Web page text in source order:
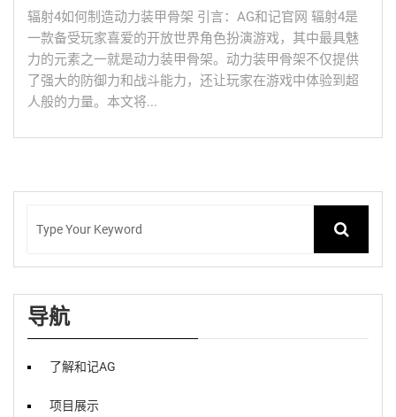
辐射4如何制造动力装甲骨架 引言：AG和记官网 辐射4是
一款备受玩家喜爱的开放世界角色扮演游戏，其中最具魅
力的元素之一就是动力装甲骨架。动力装甲骨架不仅提供
了强大的防御力和战斗能力，还让玩家在游戏中体验到超
人般的力量。本文将...
导航
了解和记AG
项目展示